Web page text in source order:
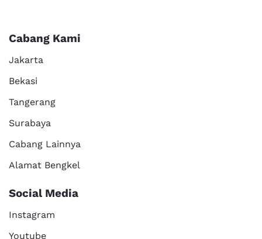
Cabang Kami
Jakarta
Bekasi
Tangerang
Surabaya
Cabang Lainnya
Alamat Bengkel
Social Media
Instagram
Youtube